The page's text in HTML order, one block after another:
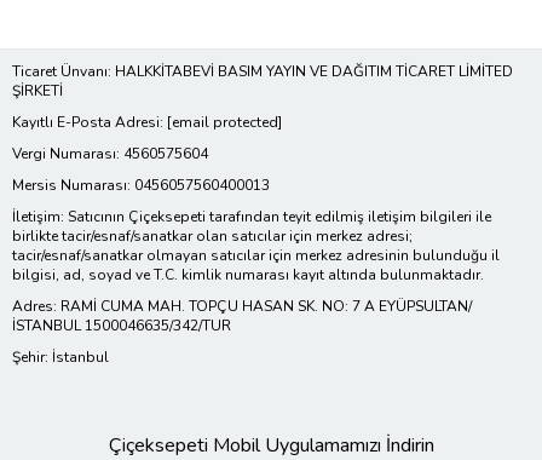
Ticaret Ünvanı: HALKKİTABEVİ BASIM YAYIN VE DAĞITIM TİCARET LİMİTED
ŞİRKETİ
Kayıtlı E-Posta Adresi: [email protected]
Vergi Numarası: 4560575604
Mersis Numarası: 0456057560400013
İletişim: Satıcının Çiçeksepeti tarafından teyit edilmiş iletişim bilgileri ile
birlikte tacir/esnaf/sanatkar olan satıcılar için merkez adresi;
tacir/esnaf/sanatkar olmayan satıcılar için merkez adresinin bulunduğu il
bilgisi, ad, soyad ve T.C. kimlik numarası kayıt altında bulunmaktadır.
Adres: RAMİ CUMA MAH. TOPÇU HASAN SK. NO: 7 A EYÜPSULTAN/
İSTANBUL 1500046635/342/TUR
Şehir: İstanbul
Çiçeksepeti Mobil Uygulamamızı İndirin